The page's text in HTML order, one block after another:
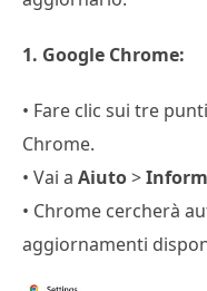
1. Google Chrome:
• Fare clic sui tre
Chrome.
• Vai a Aiuto>
• Chrome cercherà
aggiornamenti